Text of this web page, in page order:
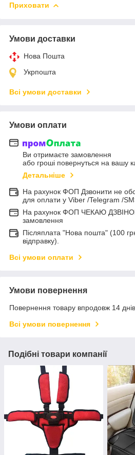
Приховати
Умови доставки
Нова Пошта
Укрпошта
Всі умови доставки
Умови оплати
Ви отримаєте замовлення
або гроші повернуться на вашу
Детальніше
На рахунок ФОП Дзвонити не
для оплати у Viber /Telegram /
На рахунок ФОП ЧЕКАЮ ДЗВІНОК
замовлення
Післяплата "Нова пошта" (100
відправку).
Всі умови оплати
Умови повернення
Повернення товару впродовж 14
Всі умови повернення
Подібні товари компанії